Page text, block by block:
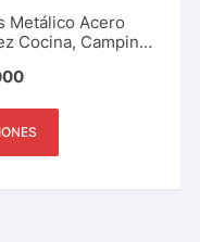
Metálico Acero
Cocina, Camping,